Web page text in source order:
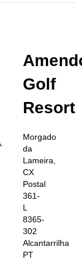
Golf
Resort
Morgado
da
Lameira,
CX
Postal
361-
L
8365-
302
Alcantarrilha
PT